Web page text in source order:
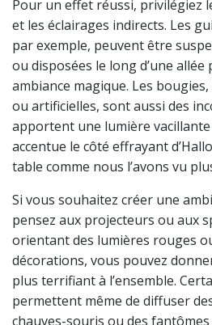
Pour un effet réussi, privilégiez
et les éclairages indirects. Les
par exemple, peuvent être
ou disposées le long d’une
ambiance magique. Les
ou artificielles, sont aussi des
apportent une lumière
accentue le côté effrayant
table comme nous l’avons vu
Si vous souhaitez créer une
pensez aux projecteurs ou aux
orientant des lumières rouges
décorations, vous pouvez
plus terrifiant à l’ensemble.
permettent même de diffuser
chauves-souris ou des